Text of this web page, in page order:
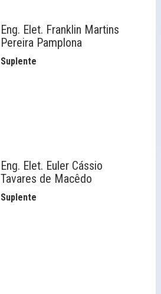
Eng. Elet. Franklin Martins
Pereira Pamplona
Suplente
Eng. Elet. Euler Cássio
Tavares de Macêdo
Suplente